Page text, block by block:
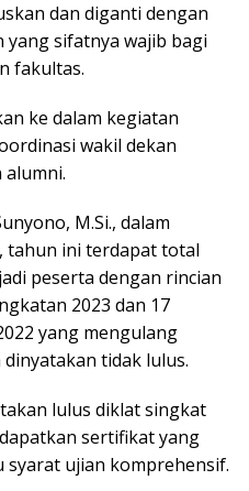
dan diganti dengan
sifatnya wajib bagi
fakultas.
ke dalam kegiatan
wakil dekan
alumni.
M.Si., dalam
tahun ini terdapat total
peserta dengan rincian
2023 dan 17
yang mengulang
tidak lulus.
lulus diklat singkat
sertifikat yang
syarat ujian komprehensif.